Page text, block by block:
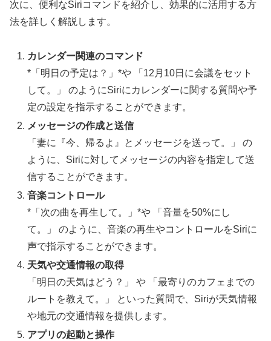
次に、便利なSiriコマンドを紹介し、効果的に活用する方
法を詳しく解説します。
カレンダー関連のコマンド
*「明日の予定は？」*や 「12月10日に会議をセット
して。」 のようにSiriにカレンダーに関する質問や予
定の設定を指示することができます。
メッセージの作成と送信
「妻に『今、帰るよ』とメッセージを送って。」 の
ように、Siriに対してメッセージの内容を指定して送
信することができます。
音楽コントロール
*「次の曲を再生して。」*や 「音量を50%にし
て。」 のように、音楽の再生やコントロールをSiriに
声で指示することができます。
天気や交通情報の取得
「明日の天気はどう？」 や 「最寄りのカフェまでの
ルートを教えて。」 といった質問で、Siriが天気情報
や地元の交通情報を提供します。
アプリの起動と操作